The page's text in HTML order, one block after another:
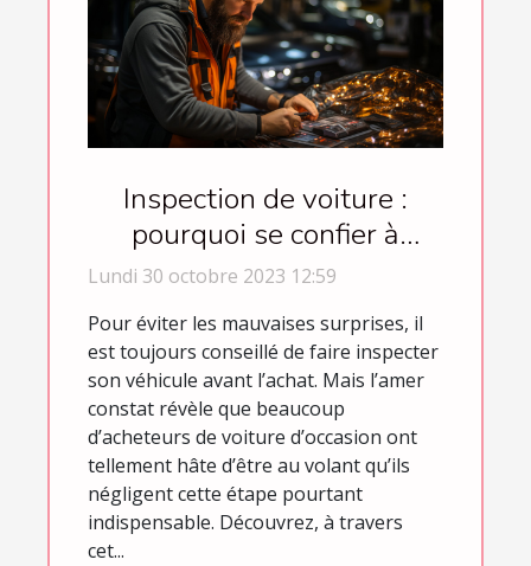
Inspection de voiture :
pourquoi se confier à
Trustoo ?
Lundi 30 octobre 2023 12:59
Pour éviter les mauvaises surprises, il
est toujours conseillé de faire inspecter
son véhicule avant l’achat. Mais l’amer
constat révèle que beaucoup
d’acheteurs de voiture d’occasion ont
tellement hâte d’être au volant qu’ils
négligent cette étape pourtant
indispensable. Découvrez, à travers
cet...